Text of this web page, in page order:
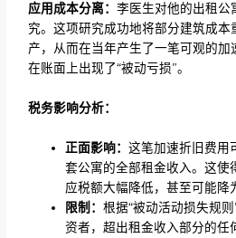
应用成本分离：李医生对他的出租公
究。这项研究成功地将部分建筑成本
产，从而在当年产生了一笔可观的加
在账面上出现了“被动亏损”。
税务影响分析：
正面影响：这笔加速折旧费用
套公寓的全部租金收入。这使
应税额大幅降低，甚至可能降
限制：根据“被动活动损失规
资者，超出租金收入部分的任